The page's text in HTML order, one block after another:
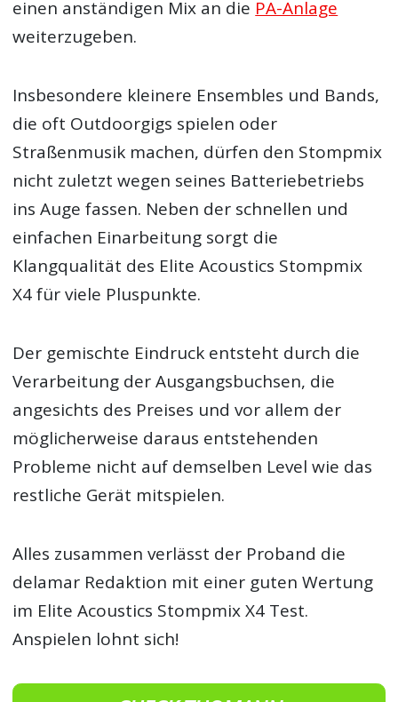
einen anständigen Mix an die PA-Anlage
weiterzugeben.
Insbesondere kleinere Ensembles und Bands,
die oft Outdoorgigs spielen oder
Straßenmusik machen, dürfen den Stompmix
nicht zuletzt wegen seines Batteriebetriebs
ins Auge fassen. Neben der schnellen und
einfachen Einarbeitung sorgt die
Klangqualität des Elite Acoustics Stompmix
X4 für viele Pluspunkte.
Der gemischte Eindruck entsteht durch die
Verarbeitung der Ausgangsbuchsen, die
angesichts des Preises und vor allem der
möglicherweise daraus entstehenden
Probleme nicht auf demselben Level wie das
restliche Gerät mitspielen.
Alles zusammen verlässt der Proband die
delamar Redaktion mit einer guten Wertung
im Elite Acoustics Stompmix X4 Test.
Anspielen lohnt sich!